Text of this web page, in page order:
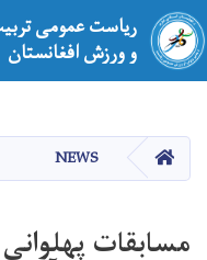
ریاست عمومی
و ورزش افغانستان
HOME
NEWS
مسابقات